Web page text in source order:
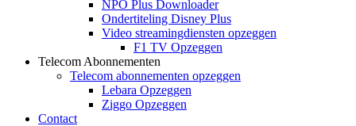
NPO Plus Downloader
Ondertiteling Disney Plus
Video streamingdiensten opzeggen
F1 TV Opzeggen
Telecom Abonnementen
Telecom abonnementen opzeggen
Lebara Opzeggen
Ziggo Opzeggen
Contact